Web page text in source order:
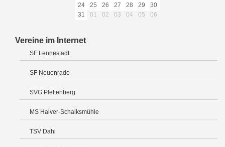
24
25 26 27 28 29
30
31
01 02 03 04 05 06
Vereine im Internet
SF Lennestadt
SF Neuenrade
SVG Plettenberg
MS Halver-Schalksmühle
TSV Dahl